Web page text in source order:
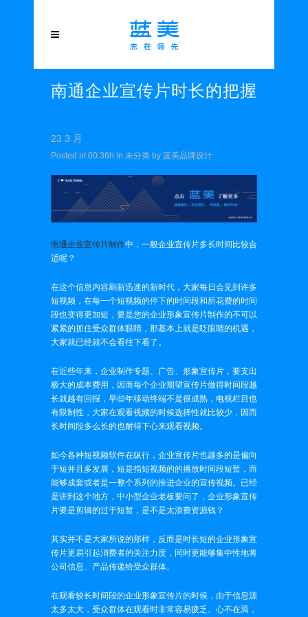
南通企业宣传片时长的把握
23 3 月
Posted at 00:36h in 未分类 by 蓝美品牌设计
南通企业宣传片制作中，一般企业宣传片多长时间比较合
适呢？
在这个信息内容刷新迅速的新时代，大家每日会见到许多
短视频，在每一个短视频的停下的时间段和所花费的时间
段也变得更加短，要是您的企业形象宣传片制作的不可以
紧紧的抓住受众群体眼睛，那基本上就是眨眼睛的机遇，
大家就已经就不会看往下看了。
在近些年来，企业制作专题、广告、形象宣传片，要支出
极大的成本费用，因而每个企业期望宣传片做得时间段越
长就越有回报，早些年移动终端不是很成熟，电视栏目也
有限制性，大家在观看视频的时候选择性就比较少，因而
长时间段多么长的也耐得下心来观看视频。
如今各种短视频软件在纵行，企业宣传片也越多的是偏向
于短并且多发展，短是指短视频的的播放时间段短暂，而
能够成套或者是一整个系列的推进企业的宣传视频。已经
是讲到这个地方，中小型企业老板要问了，企业形象宣传
片要是剪辑的过于短暂，是不是太浪费资源钱？
其实并不是大家所说的那样，反而是时长短的企业形象宣
传片更易引起消费者的关注力度，同时更能够集中性地将
公司信息、产品传递给受众群体。
在观看较长时间段的企业形象宣传片的时候，由于信息源
太多太大，受众群体在观看时非常容易疲乏、心不在焉，